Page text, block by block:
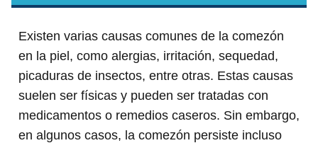
Existen varias causas comunes de la comezón
en la piel, como alergias, irritación, sequedad,
picaduras de insectos, entre otras. Estas causas
suelen ser físicas y pueden ser tratadas con
medicamentos o remedios caseros. Sin embargo,
en algunos casos, la comezón persiste incluso